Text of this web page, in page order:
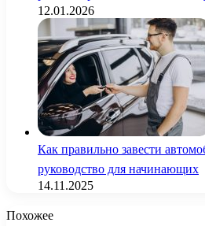
12.01.2026
Как правильно завести
руководство для начинающих
14.11.2025
Похожее